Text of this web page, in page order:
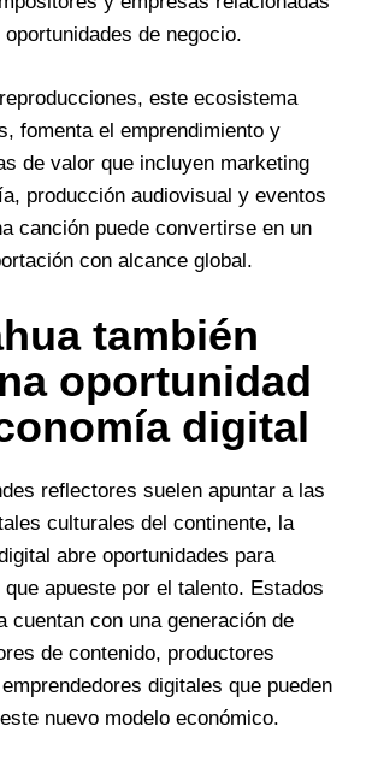
de negocio.
este ecosistema
fomenta el emprendimiento y
de valor que incluyen marketing
producción audiovisual y eventos
canción puede convertirse en un
con alcance global.
también
oportunidad
digital
reflectores suelen apuntar a las
culturales del continente, la
abre oportunidades para
apueste por el talento. Estados
cuentan con una generación de
de contenido, productores
digitales que pueden
nuevo modelo económico.